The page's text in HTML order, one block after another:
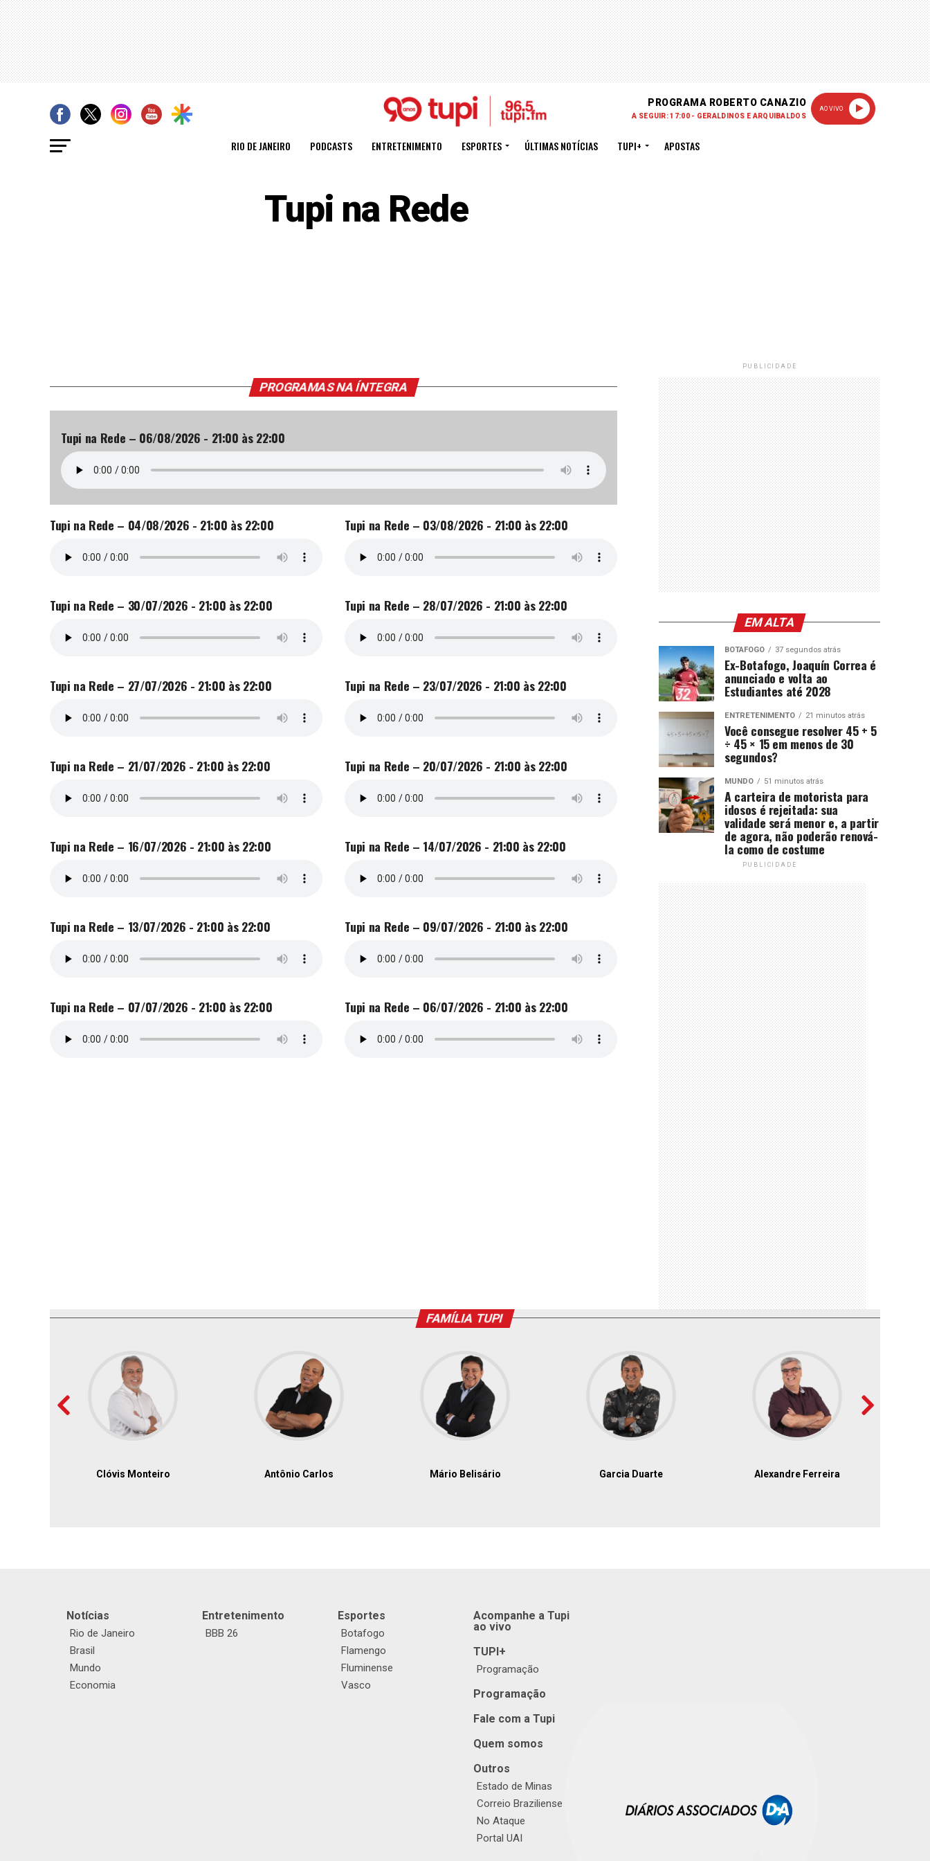
PROGRAMA ROBERTO CANAZIO
A SEGUIR: 17:00 - GERALDINOS E ARQUIBALDOS
AO VIVO
RIO DE JANEIRO PODCASTS ENTRETENIMENTO ESPORTES ÚLTIMAS NOTÍCIAS TUPI+ APOSTAS
Tupi na Rede
PROGRAMAS NA ÍNTEGRA
Tupi na Rede – 06/08/2026 - 21:00 às 22:00
Tupi na Rede – 04/08/2026 - 21:00 às 22:00 Tupi na Rede – 03/08/2026 - 21:00 às 22:00
Tupi na Rede – 30/07/2026 - 21:00 às 22:00 Tupi na Rede – 28/07/2026 - 21:00 às 22:00
Tupi na Rede – 27/07/2026 - 21:00 às 22:00 Tupi na Rede – 23/07/2026 - 21:00 às 22:00
Tupi na Rede – 21/07/2026 - 21:00 às 22:00 Tupi na Rede – 20/07/2026 - 21:00 às 22:00
Tupi na Rede – 16/07/2026 - 21:00 às 22:00 Tupi na Rede – 14/07/2026 - 21:00 às 22:00
Tupi na Rede – 13/07/2026 - 21:00 às 22:00 Tupi na Rede – 09/07/2026 - 21:00 às 22:00
Tupi na Rede – 07/07/2026 - 21:00 às 22:00 Tupi na Rede – 06/07/2026 - 21:00 às 22:00
PUBLICIDADE
EM ALTA
BOTAFOGO 37 segundos atrás
Ex-Botafogo, Joaquín Correa é
anunciado e volta ao
Estudiantes até 2028
ENTRETENIMENTO 21 minutos atrás
Você consegue resolver 45 + 5
÷ 45 × 15 em menos de 30
segundos?
MUNDO 51 minutos atrás
A carteira de motorista para
idosos é rejeitada: sua
validade será menor e, a partir
de agora, não poderão renová-
la como de costume
PUBLICIDADE
FAMÍLIA TUPI
Clóvis Monteiro Antônio Carlos Mário Belisário Garcia Duarte Alexandre Ferreira
Notícias
Rio de Janeiro
Brasil
Mundo
Economia
Entretenimento
BBB 26
Esportes
Botafogo
Flamengo
Fluminense
Vasco
Acompanhe a Tupi
ao vivo
TUPI+
Programação
Programação
Fale com a Tupi
Quem somos
Outros
Estado de Minas
Correio Braziliense
No Ataque
Portal UAI